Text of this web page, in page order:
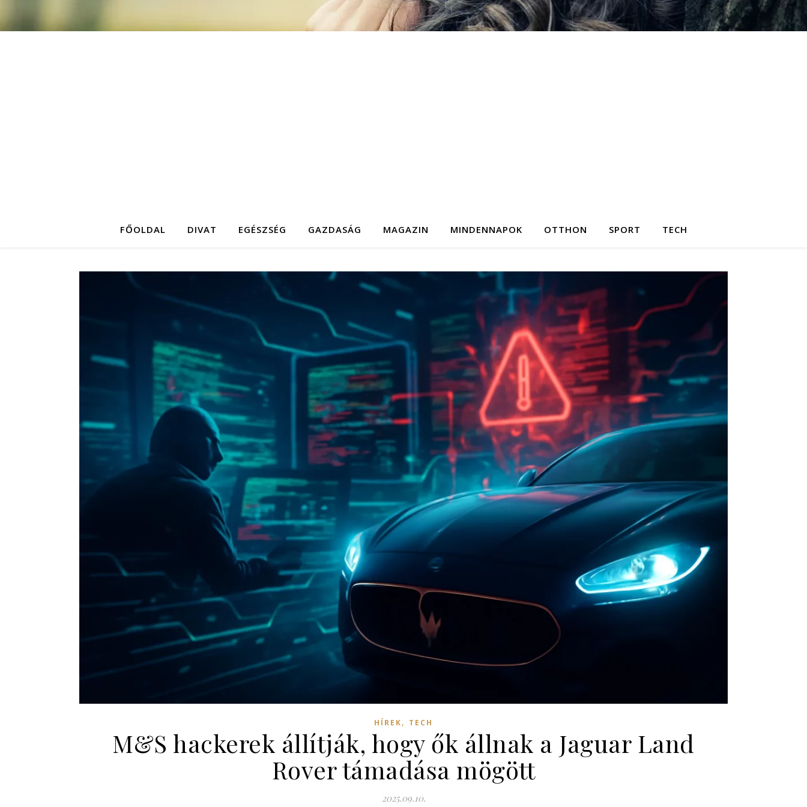
FŐOLDAL DIVAT EGÉSZSÉG GAZDASÁG MAGAZIN MINDENNAPOK OTTHON SPORT TECH
HÍREK, TECH
M&S hackerek állítják, hogy ők állnak a Jaguar Land
Rover támadása mögött
2025.09.10.